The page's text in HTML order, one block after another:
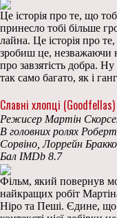
Це історія про те, що
принесло тобі більше
лайна. Це історія про
зробиш це, незважаючи
про завзятість добра.
так само багато, як і
Славні хлопці (Goodfellas)
Режисер Мартін
В головних ролях
Сорвіно, Лоррейн Бракко
Бал IMDb 8.7
Фільм, який повернув
найкращих робіт
Ніро та Пеші. Єдине, що